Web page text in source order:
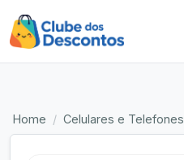
Home Celulares e Telefones